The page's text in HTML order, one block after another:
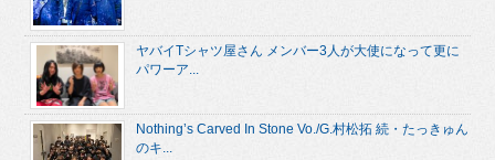
ヤバイTシャツ屋さん メンバー3人が大使になって更に
パワーア...
Nothing’s Carved In Stone Vo./G.村松拓 続・たっきゅん
のキ...